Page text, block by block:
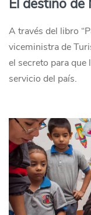
El destino de
A través del libro
viceministra de
el secreto para
servicio del país.